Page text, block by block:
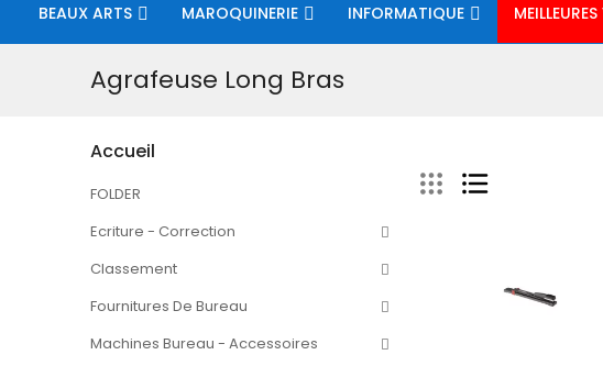
BEAUX ARTS MAROQUINERIE INFORMATIQUE
Agrafeuse Long Bras
Accueil
FOLDER
Ecriture - Correction
Classement
Fournitures De Bureau
Machines Bureau - Accessoires